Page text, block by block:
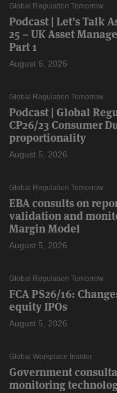
Global Regulation Tomorrow
Podcast | Let’s Talk
25 – UK Asset
Part 1
August 6, 2026
Global Regulation Tomorrow
Podcast | Global
CP26/23 Consumer
proportionality
August 5, 2026
Global Regulation Tomorrow
EBA consults on
validation and
Margin Model
August 5, 2026
Global Regulation Tomorrow
FCA PS26/16:
equity IPOs
August 5, 2026
Global Workplace Insider
Government
monitoring